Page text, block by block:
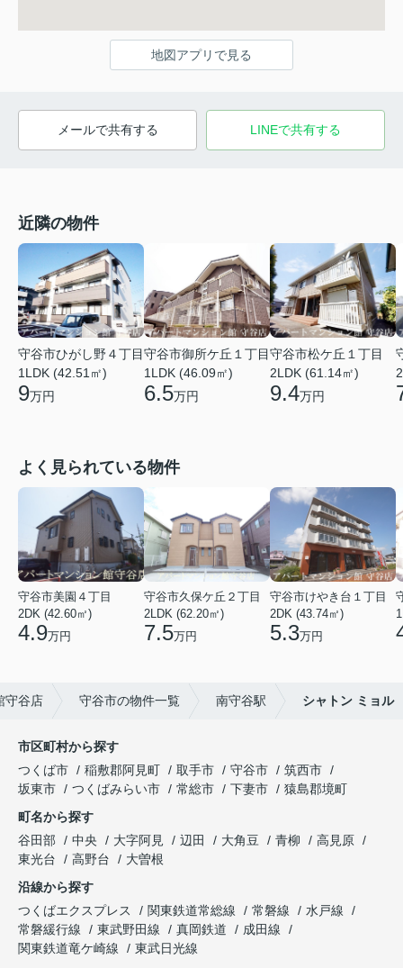
地図アプリで見る
メールで共有する LINEで共有する
近隣の物件
守谷市ひがし野４丁目
1LDK (42.51㎡)
9万円
守谷市御所ケ丘１丁目
1LDK (46.09㎡)
6.5万円
守谷市松ケ丘１丁目
2LDK (61.14㎡)
9.4万円
よく見られている物件
守谷市美園４丁目
2DK (42.60㎡)
4.9万円
守谷市久保ケ丘２丁目
2LDK (62.20㎡)
7.5万円
守谷市けやき台１丁目
2DK (43.74㎡)
5.3万円
守谷店 守谷市の物件一覧 南守谷駅 シャトン ミョル
市区町村から探す
つくば市
稲敷郡阿見町 取手市 守谷市
筑西市
坂東市
つくばみらい市 常総市 下妻市
猿島郡境町
町名から探す
谷田部
中央 大字阿見 辺田 大角豆 青柳
高見原
東光台
高野台
大曽根
沿線から探す
つくばエクスプレス
関東鉄道常総線 常磐線
水戸線
常磐緩行線
東武野田線 真岡鉄道
成田線
関東鉄道竜ケ崎線
東武日光線